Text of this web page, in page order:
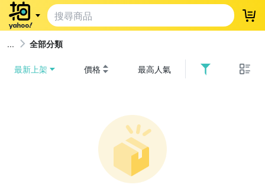
登
全部分類
最新上架 價格 最高人氣